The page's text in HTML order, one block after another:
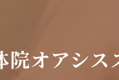
院オアシ